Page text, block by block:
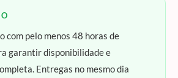
com pelo menos 48 horas de
garantir disponibilidade e
Entregas no mesmo dia